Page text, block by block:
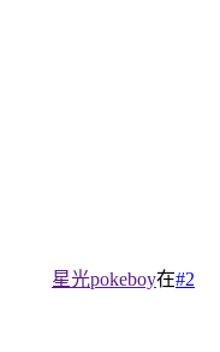
星光pokeboy在#2